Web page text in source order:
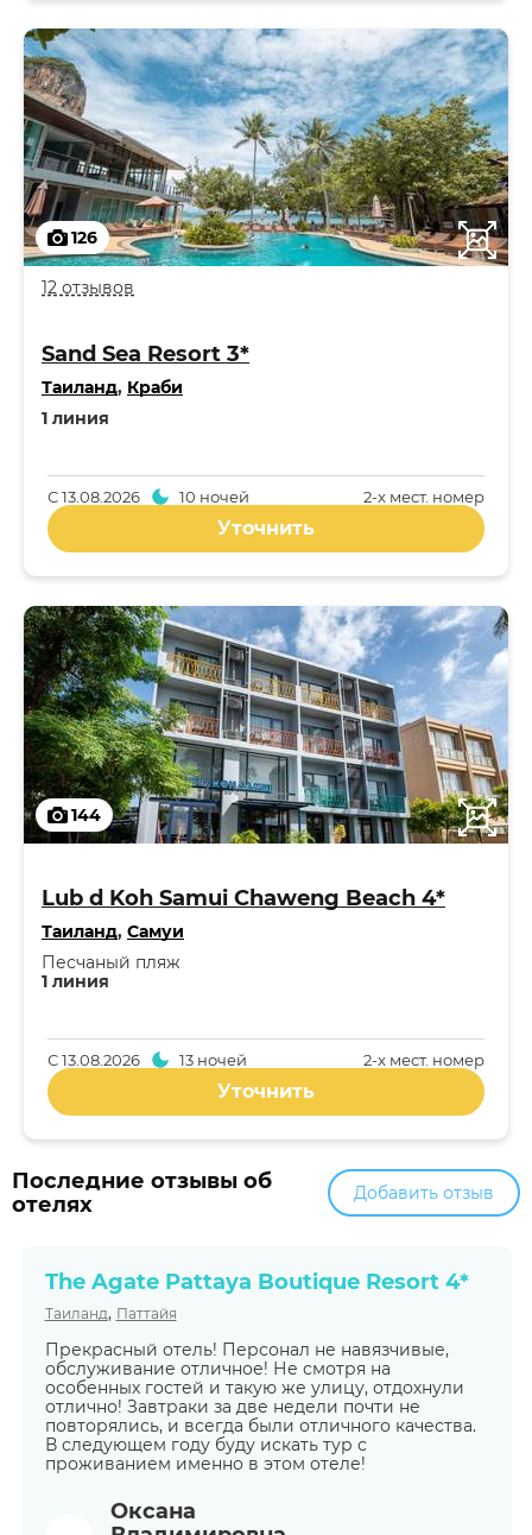
126
12 отзывов
Sand Sea Resort 3*
Таиланд, Краби
1 линия
2-x мест. номер
С13.08.2026 10 ночей
Уточнить
144
Lub d Koh Samui Chaweng Beach 4*
Таиланд, Самуи
1 линия
Песчаный пляж
2-x мест. номер
С13.08.2026 13 ночей
Уточнить
Последние отзывы об
отелях
Добавить отзыв
The Agate Pattaya Boutique Resort 4*
Таиланд, Паттайя
Прекрасный отель! Персонал не навязчивые,
обслуживание отличное! Не смотря на
особенных гостей и такую же улицу, отдохнули
отлично! Завтраки за две недели почти не
повторялись, и всегда были отличного качества.
В следующем году буду искать тур с
проживанием именно в этом отеле!
Оксана